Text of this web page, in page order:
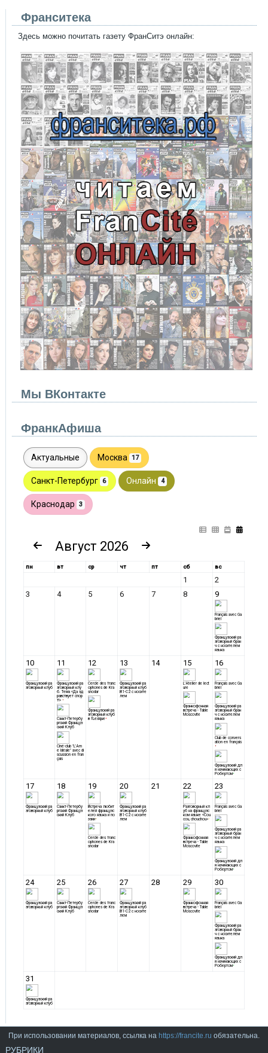
Франситека
Здесь можно почитать газету ФранСитэ онлайн:
Мы ВКонтакте
ФранкАфиша
При использовании материалов, ссылка на https://francite.ru обязательна.
РУБРИКИ